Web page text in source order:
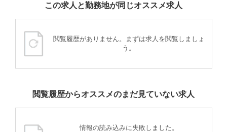
この求人と勤務地が同じオススメ求人
閲覧履歴がありません。まずは求人を閲覧しましょ
う。
閲覧履歴からオススメのまだ見ていない求人
情報の読み込みに失敗しました。